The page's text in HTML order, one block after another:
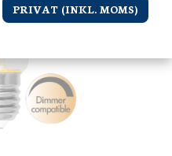
PRIVAT (INKL. MOMS)